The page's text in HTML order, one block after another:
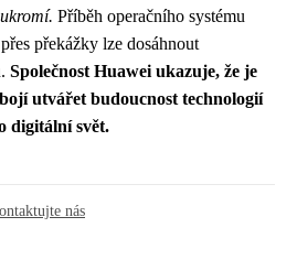
Příběh operačního systému
překážky lze dosáhnout
Společnost Huawei ukazuje, že je
utvářet budoucnost technologií
digitální svět.
nás